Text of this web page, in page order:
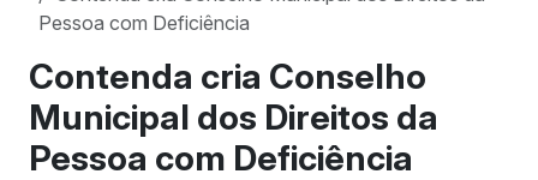
Pessoa com Deficiência
Contenda cria Conselho
Municipal dos Direitos da
Pessoa com Deficiência